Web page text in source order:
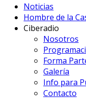
Noticias
Hombre de la
Ciberadio
Nosotros
Forma
Galería
Info para
Contacto